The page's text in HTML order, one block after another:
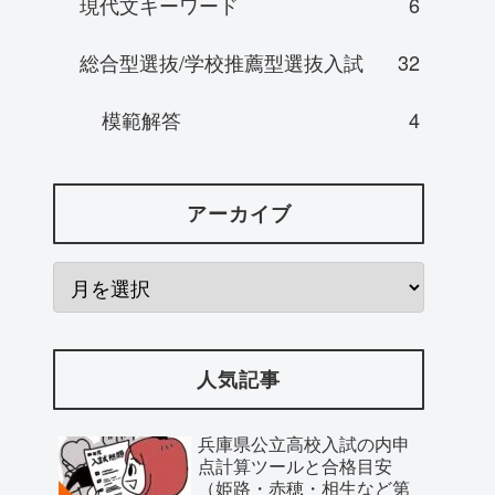
総合型選抜/学校推薦型選抜入試
32
模範解答
4
アーカイブ
人気記事
兵庫県公立高校入試の内申
点計算ツールと合格目安
（姫路・赤穂・相生など第